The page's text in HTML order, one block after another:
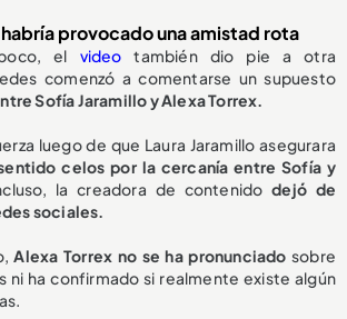
provocado una amistad rota
el videotambién dio pie a otra
comenzó a comentarse un supuesto
Sofía Jaramillo y Alexa Torrex.
luego de que Laura Jaramillo asegurara
celos por la cercanía entre Sofía y
la creadora de contenidodejó de
sociales.
Alexa Torrex no se ha pronunciado sobre
ni ha confirmado si realmente existe algún